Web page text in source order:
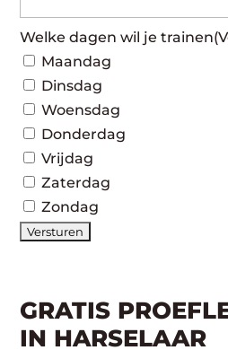
Welke dagen wil je trainen
Maandag
Dinsdag
Woensdag
Donderdag
Vrijdag
Zaterdag
Zondag
GRATIS
IN HARSELAAR